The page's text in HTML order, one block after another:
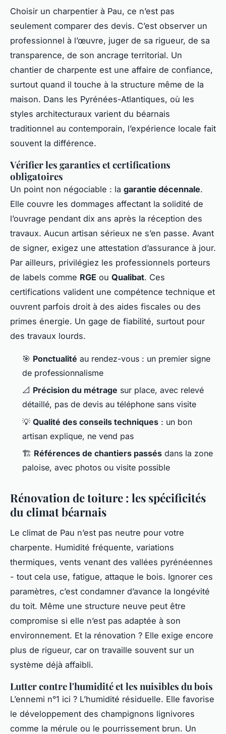
Choisir un charpentier à Pau, ce n’est pas
seulement comparer des devis. C’est observer un
professionnel à l’œuvre, juger de sa rigueur, de sa
transparence, de son ancrage territorial. Un
chantier de charpente est une affaire de confiance,
surtout quand il touche à la structure même de la
maison. Dans les Pyrénées-Atlantiques, où les
styles architecturaux varient du béarnais
traditionnel au contemporain, l’expérience locale fait
souvent la différence.
Vérifier les garanties et certifications
obligatoires
Un point non négociable : la garantie décennale.
Elle couvre les dommages affectant la solidité de
l’ouvrage pendant dix ans après la réception des
travaux. Aucun artisan sérieux ne s’en passe. Avant
de signer, exigez une attestation d’assurance à jour.
Par ailleurs, privilégiez les professionnels porteurs
de labels comme RGE ou Qualibat. Ces
certifications valident une compétence technique et
ouvrent parfois droit à des aides fiscales ou des
primes énergie. Un gage de fiabilité, surtout pour
des travaux lourds.
🎯 Ponctualité au rendez-vous : un premier signe
de professionnalisme
📐 Précision du métrage sur place, avec relevé
détaillé, pas de devis au téléphone sans visite
💡 Qualité des conseils techniques : un bon
artisan explique, ne vend pas
🏗️ Références de chantiers passés dans la zone
paloise, avec photos ou visite possible
Rénovation de toiture : les spécificités
du climat béarnais
Le climat de Pau n’est pas neutre pour votre
charpente. Humidité fréquente, variations
thermiques, vents venant des vallées pyrénéennes
- tout cela use, fatigue, attaque le bois. Ignorer ces
paramètres, c’est condamner d’avance la longévité
du toit. Même une structure neuve peut être
compromise si elle n’est pas adaptée à son
environnement. Et la rénovation ? Elle exige encore
plus de rigueur, car on travaille souvent sur un
système déjà affaibli.
Lutter contre l'humidité et les nuisibles du bois
L’ennemi n°1 ici ? L’humidité résiduelle. Elle favorise
le développement des champignons lignivores
comme la mérule ou le pourrissement brun. Un